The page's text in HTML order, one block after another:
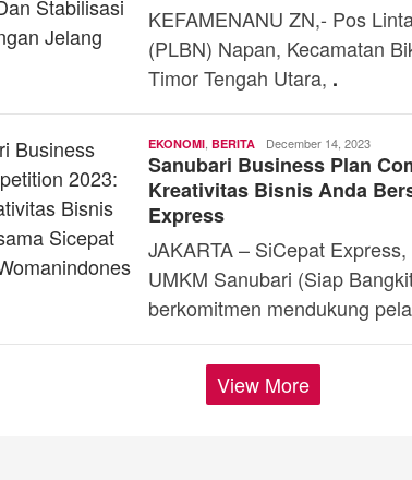
KEFAMENANU ZN,- Pos
(PLBN) Napan, Kecamatan
Timor Tengah Utara, .
EKONOMI BERITA Andi
Mardana
December 14, 2023
Sanubari Business Plan
Kreativitas Bisnis Anda
Express
JAKARTA – SiCepat
UMKM Sanubari (Siap
berkomitmen mendukung
View More